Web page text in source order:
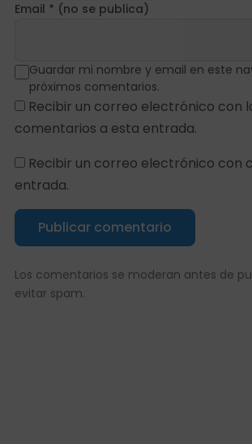
Email * (no se publica)
Guardar mi nombre y email en este
próximos comentarios.
Recibir un correo electrónico con
comentarios a esta entrada.
Recibir un correo electrónico con
entrada.
Publicar comentario
Los comentarios se moderan antes de
evitar spam.